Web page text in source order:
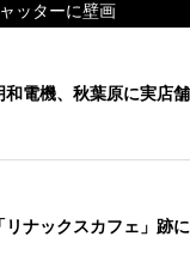
ッターに壁画
和電機、秋葉原に実店舗
「リナックスカフェ」跡